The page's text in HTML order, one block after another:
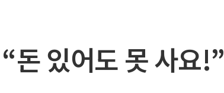
돈 있어도 못 사요!”